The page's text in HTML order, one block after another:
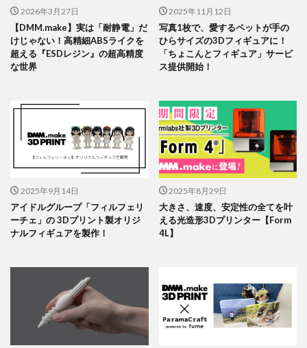
2026年3月27日
【DMM.make】実は「耐静電」だ
けじゃない！高精細ABSライクを
超える『ESDレジン』の超高精度
な世界
2025年11月12日
写真1枚で、愛するペットが手の
ひらサイズの3Dフィギュアに！
「ちょこんとフィギュア」サービ
ス提供開始！
2025年9月14日
アイドルグループ「フィルフェリ
ーチェ」の 3Dプリント製オリジ
ナルフィギュアを製作！
2025年8月29日
大きさ、速度、安定性の全てを叶
える光造形3Dプリンター【Form
4L】